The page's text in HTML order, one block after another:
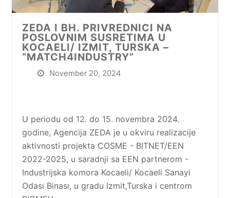
ZEDA I BH. PRIVREDNICI NA
POSLOVNIM SUSRETIMA U
KOCAELI/ IZMIT, TURSKA –
“MATCH4INDUSTRY”
November 20, 2024
U periodu od 12. do 15. novembra 2024.
godine, Agencija ZEDA je u okviru realizacije
aktivnosti projekta COSME - BITNET/EEN
2022-2025, u saradnji sa EEN partnerom -
Industrijska komora Kocaeli/ Kocaeli Sanayi
Odası Binası, u gradu Izmit,Turska i centrom